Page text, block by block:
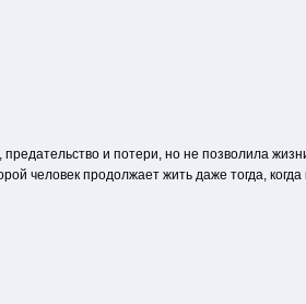
и потери, но не позволила
человек продолжает жить даже тогда, когда